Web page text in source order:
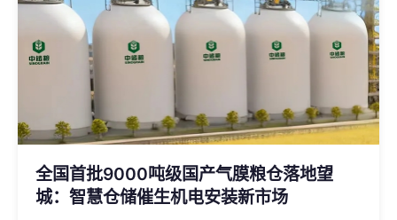
全国首批9000吨级国产气膜粮仓落地望
城：智慧仓储催生机电安装新市场